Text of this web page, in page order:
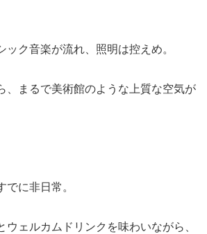
ック音楽が流れ、照明は控えめ。
、まるで美術館のような上質な空気が
でに非日常。
ウェルカムドリンクを味わいながら、